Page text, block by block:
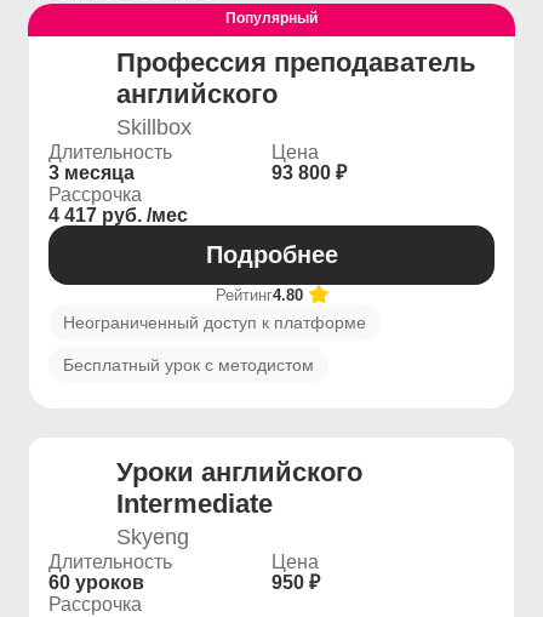
Популярный
Профессия преподаватель
английского
Skillbox
Длительность
3 месяца
Цена
93 800 ₽
Рассрочка
4 417 руб. /мес
Подробнее
Рейтинг4.80
Неограниченный доступ к платформе
Бесплатный урок с методистом
Уроки английского
Intermediate
Skyeng
Длительность
60 уроков
Цена
950 ₽
Рассрочка